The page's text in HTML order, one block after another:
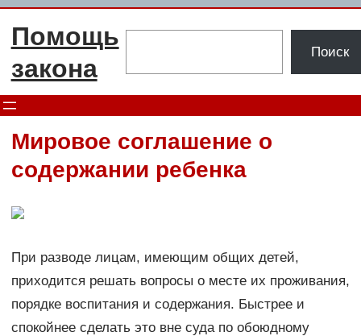
Перейти
Помощь
закона
Поиск
Мировое соглашение о
содержании ребенка
При разводе лицам, имеющим общих детей,
приходится решать вопросы о месте их проживания,
порядке воспитания и содержания. Быстрее и
спокойнее сделать это вне суда по обоюдному